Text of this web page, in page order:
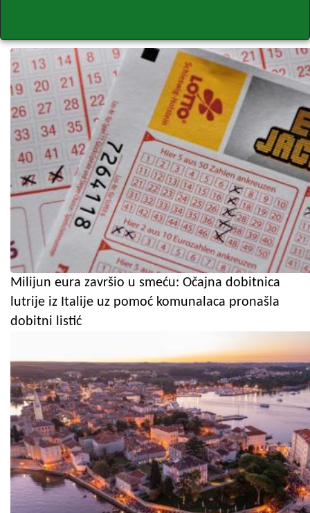
Milijun eura završio u smeću: Očajna dobitnica
lutrije iz Italije uz pomoć komunalaca pronašla
dobitni listić